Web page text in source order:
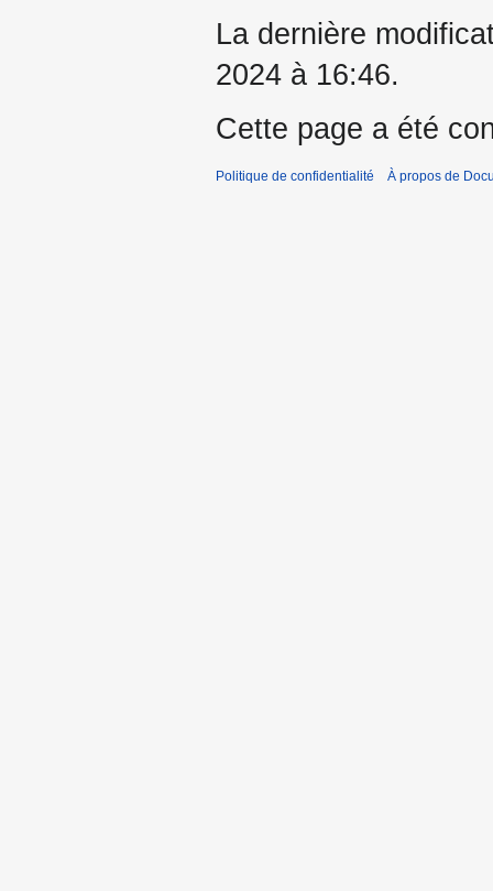
La dernière
2024 à 16:46.
Cette page a été
Politique de confidentialité À propos de